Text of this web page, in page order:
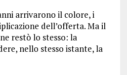
arrivarono il colore, i
dell’offerta. Ma il
restò lo stesso: la
nello stesso istante, la